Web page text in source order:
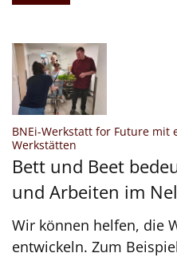
BNEi-Werkstatt for Future mit
Werkstätten
Bett und Beet
und Arbeiten im
Wir können helfen, die
entwickeln. Zum